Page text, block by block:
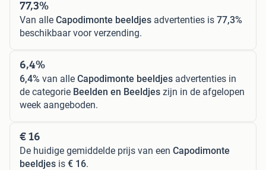
77,3%
Van alle Capodimonte beeldjes advertenties is 77,3%
beschikbaar voor verzending.
6,4%
6,4% van alle Capodimonte beeldjes advertenties in
de categorie Beelden en Beeldjes zijn in de afgelopen
week aangeboden.
€ 16
De huidige gemiddelde prijs van een Capodimonte
beeldjes is € 16.